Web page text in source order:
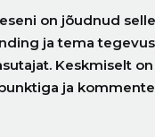
on jõudnud selle
ja tema
Keskmiselt
ja